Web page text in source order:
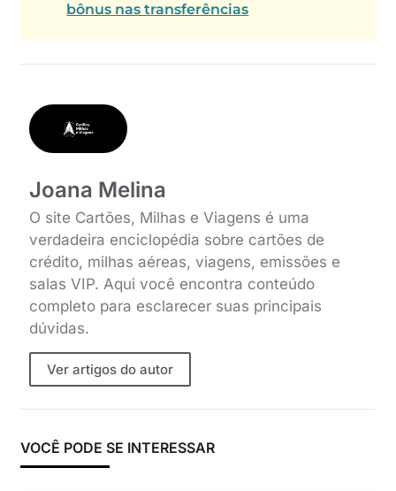
bônus nas transferências
Joana Melina
O site Cartões, Milhas e Viagens é uma
verdadeira enciclopédia sobre cartões de
crédito, milhas aéreas, viagens, emissões e
salas VIP. Aqui você encontra conteúdo
completo para esclarecer suas principais
dúvidas.
Ver artigos do autor
VOCÊ PODE SE INTERESSAR